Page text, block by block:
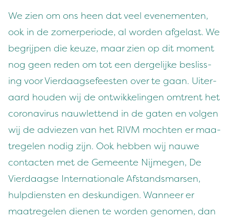
We zien om ons heen dat veel even­e­menten,
ook in de zomer­pe­ri­ode, al wor­den afge­last. We
begri­jpen die keuze, maar zien op dit moment
nog geen reden om tot een dergelijke besliss­
ing voor Vier­daagse­feesten over te gaan. Uit­er­
aard houden wij de ontwik­kelin­gen omtrent het
coro­n­avirus nauwlet­tend in de gat­en en vol­gen
wij de adviezen van het RIVM mocht­en er maa­
trege­len nodig zijn. Ook hebben wij nauwe
con­tacten met de Gemeente Nijmegen, De
Vier­daagse Inter­na­tionale Afs­tands­marsen,
hulp­di­en­sten en deskundi­gen. Wan­neer er
maa­trege­len dienen te wor­den genomen, dan